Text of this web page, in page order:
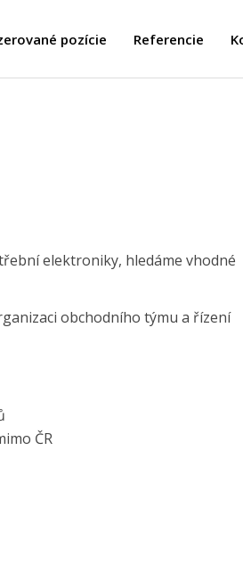
pozície Referencie
elektroniky, hledáme vhodné
obchodního týmu a řízení
ČR